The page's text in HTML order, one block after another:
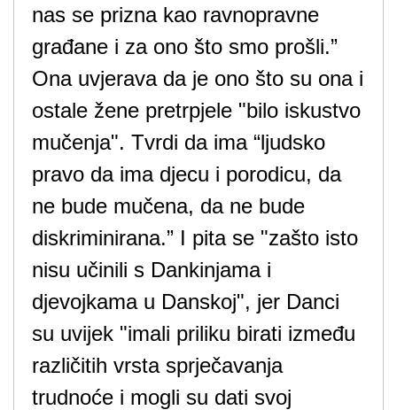
nas se prizna kao ravnopravne
građane i za ono što smo prošli.”
Ona uvjerava da je ono što su ona i
ostale žene pretrpjele "bilo iskustvo
mučenja". Tvrdi da ima “ljudsko
pravo da ima djecu i porodicu, da
ne bude mučena, da ne bude
diskriminirana.” I pita se "zašto isto
nisu učinili s Dankinjama i
djevojkama u Danskoj", jer Danci
su uvijek "imali priliku birati između
različitih vrsta sprječavanja
trudnoće i mogli su dati svoj